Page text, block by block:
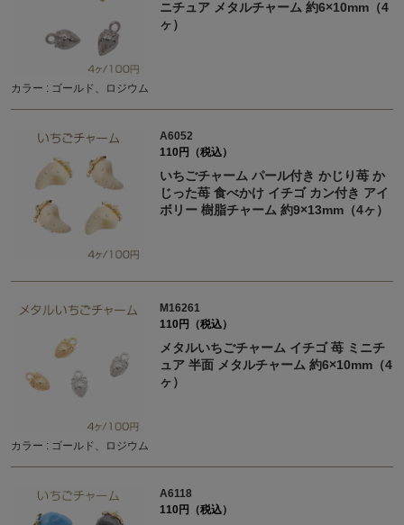
ニチュア メタルチャーム 約6×10mm（4
ヶ）
カラー : ゴールド、ロジウム
A6052
110円（税込）
いちごチャーム パール付き かじり苺 か
じった苺 食べかけ イチゴ カン付き アイ
ボリー 樹脂チャーム 約9×13mm（4ヶ）
M16261
110円（税込）
メタルいちごチャーム イチゴ 苺 ミニチ
ュア 半面 メタルチャーム 約6×10mm（4
ヶ）
カラー : ゴールド、ロジウム
A6118
110円（税込）